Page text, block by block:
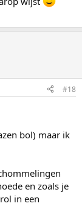
#18
bol) maar ik
en zoals je
in een